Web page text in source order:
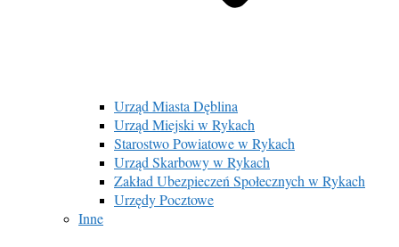
Urząd Miasta Dęblina
Urząd Miejski w Rykach
Starostwo Powiatowe w Rykach
Urząd Skarbowy w Rykach
Zakład Ubezpieczeń Społecznych w Rykach
Urzędy Pocztowe
Inne